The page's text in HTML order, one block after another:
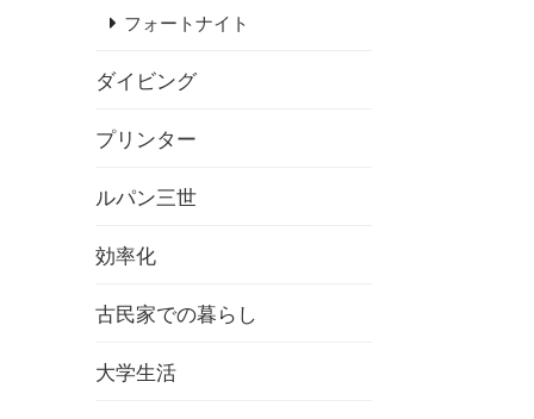
フォートナイト
ダイビング
プリンター
ルパン三世
効率化
古民家での暮らし
大学生活